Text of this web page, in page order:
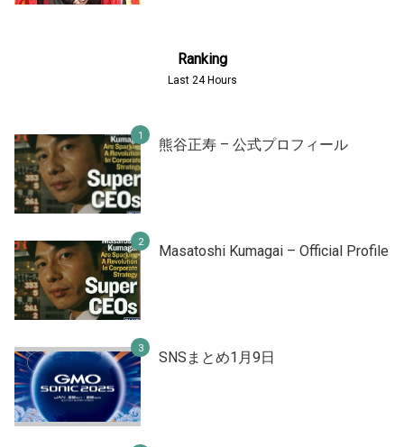
Ranking
Last 24 Hours
熊谷正寿 – 公式プロフィール
Masatoshi Kumagai – Official Profile
SNSまとめ1月9日